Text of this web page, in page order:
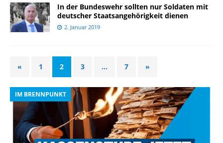
In der Bundeswehr sollten nur Soldaten mit
deutscher Staatsangehörigkeit dienen
2. Januar 2019
« 1 2 3 … 7 »
IM BRENNPUNKT